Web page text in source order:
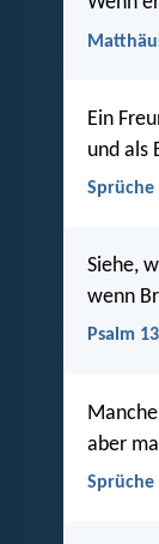
Ein
und als
Sprüche
Siehe,
wenn
Psalm
aber
Sprüche